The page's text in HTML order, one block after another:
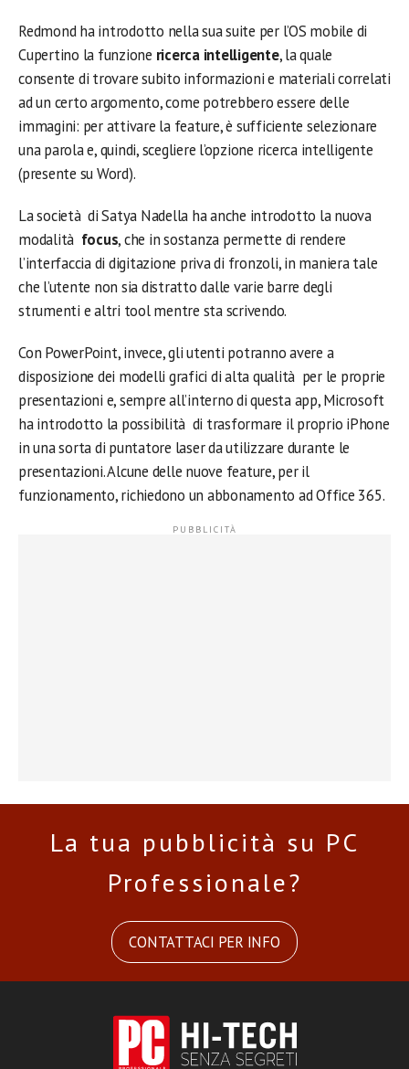
Redmond ha introdotto nella sua suite per l’OS mobile di
Cupertino la funzione ricerca intelligente, la quale
consente di trovare subito informazioni e materiali correlati
ad un certo argomento, come potrebbero essere delle
immagini: per attivare la feature, è sufficiente selezionare
una parola e, quindi, scegliere l’opzione ricerca intelligente
(presente su Word).
La società di Satya Nadella ha anche introdotto la nuova
modalità focus, che in sostanza permette di rendere
l’interfaccia di digitazione priva di fronzoli, in maniera tale
che l’utente non sia distratto dalle varie barre degli
strumenti e altri tool mentre sta scrivendo.
Con PowerPoint, invece, gli utenti potranno avere a
disposizione dei modelli grafici di alta qualità per le proprie
presentazioni e, sempre all’interno di questa app, Microsoft
ha introdotto la possibilità di trasformare il proprio iPhone
in una sorta di puntatore laser da utilizzare durante le
presentazioni. Alcune delle nuove feature, per il
funzionamento, richiedono un abbonamento ad Office 365.
La tua pubblicità su PC
Professionale?
CONTATTACI PER INFO